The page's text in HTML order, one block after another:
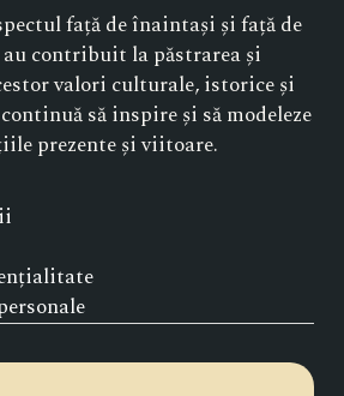
față de înaintași și față de
contribuit la păstrarea și
valori culturale, istorice și
să inspire și să modeleze
prezente și viitoare.